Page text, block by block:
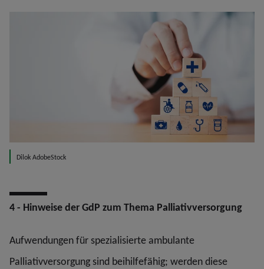
Dilok AdobeStock
4 - Hinweise der GdP zum Thema Palliativversorgung
Aufwendungen für spezialisierte ambulante
Palliativversorgung sind beihilfefähig; werden diese